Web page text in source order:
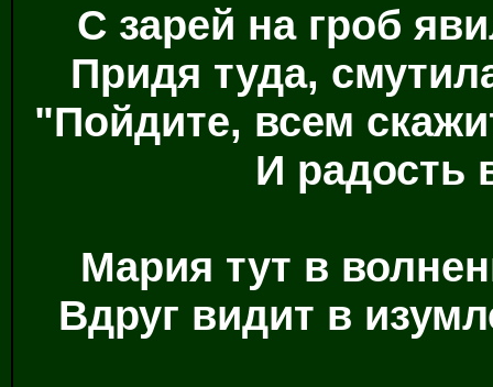
С зарей на гроб
Придя туда,
"Пойдите, всем
И радость
Мария тут в
Вдруг видит в